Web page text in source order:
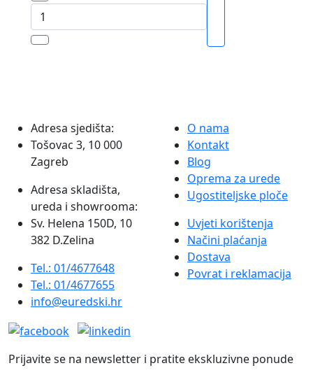
količina
Vezica
gumica
širina
1
kg
količina
Adresa sjedišta:
Tošovac 3, 10 000
Zagreb
Adresa skladišta,
ureda i showrooma:
Sv. Helena 150D, 10
382 D.Zelina
Tel.: 01/4677648
Tel.: 01/4677655
info@euredski.hr
O nama
Kontakt
Blog
Oprema za urede
Ugostiteljske ploče
Uvjeti korištenja
Načini plaćanja
Dostava
Povrat i reklamacija
Prijavite se na newsletter i pratite ekskluzivne ponude